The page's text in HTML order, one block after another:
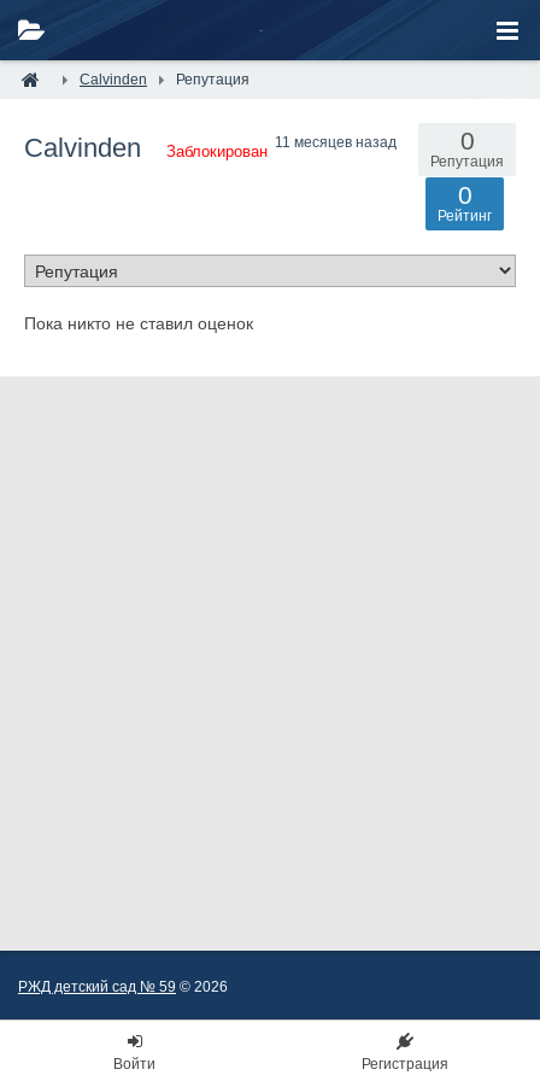
Calvinden Репутация
Calvinden Заблокирован
11 месяцев назад 0
Репутация
0
Рейтинг
Пока никто не ставил оценок
РЖД детский сад № 59 © 2026
Войти Регистрация